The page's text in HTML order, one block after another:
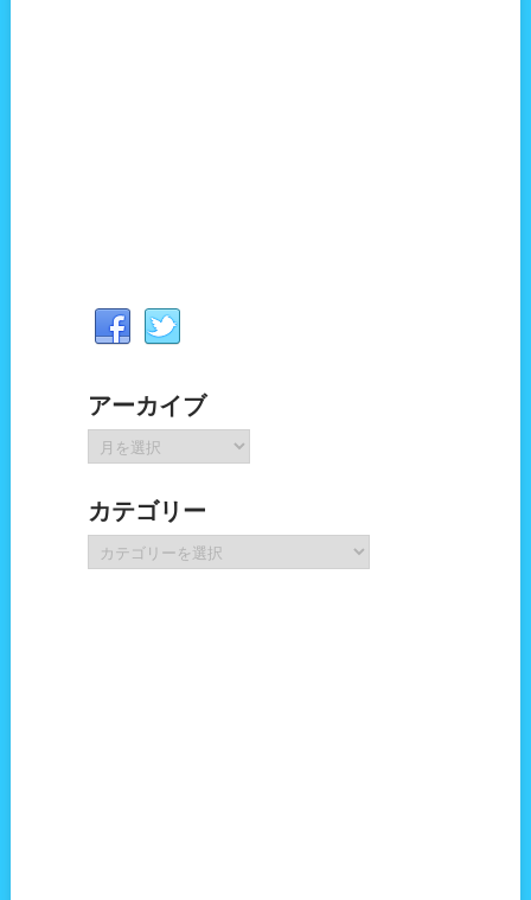
アーカイブ
ー
イ
ブ
カテゴリー
テ